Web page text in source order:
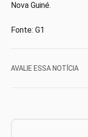
Nova Guiné.
Fonte: G1
AVALIE ESSA NOTÍCIA